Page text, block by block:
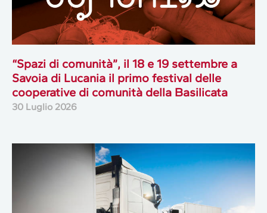
“Spazi di comunità”, il 18 e 19 settembre a
Savoia di Lucania il primo festival delle
cooperative di comunità della Basilicata
30 Luglio 2026